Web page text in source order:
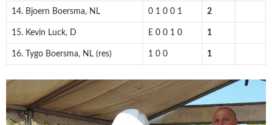
14. Bjoern Boersma, NL 0 1 0 0 1 2
15. Kevin Luck, D E 0 0 1 0 1
16. Tygo Boersma, NL (res) 1 0 0 1